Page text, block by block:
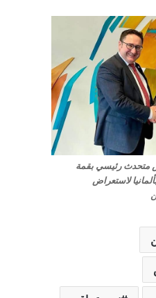
متحدث رئيسي بقمة
لاستعراض